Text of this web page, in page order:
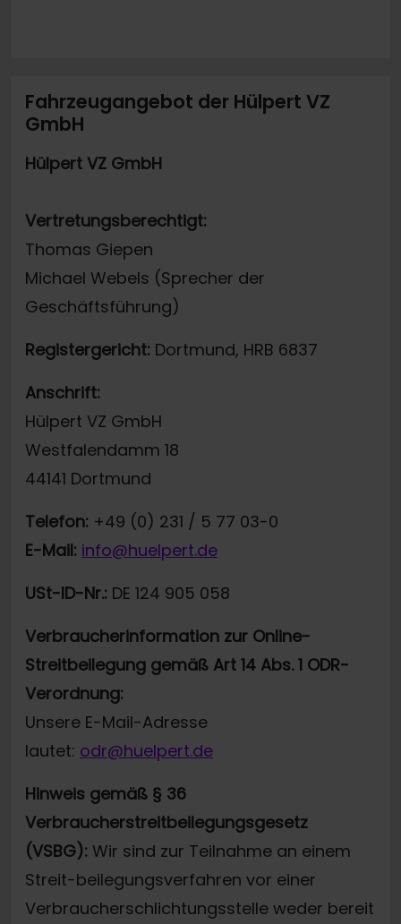
Fahrzeugangebot der Hülpert VZ
GmbH
Hülpert VZ GmbH
Vertretungsberechtigt:
Thomas Giepen
Michael Webels (Sprecher der
Geschäftsführung)
Registergericht: Dortmund, HRB 6837
Anschrift:
Hülpert VZ GmbH
Westfalendamm 18
44141 Dortmund
Telefon: +49 (0) 231 / 5 77 03-0
E-Mail: info@huelpert.de
USt-ID-Nr.: DE 124 905 058
Verbraucherinformation zur Online-
Streitbeilegung gemäß Art 14 Abs. 1 ODR-
Verordnung:
Unsere E-Mail-Adresse
lautet: odr@huelpert.de
Hinweis gemäß § 36
Verbraucherstreitbeilegungsgesetz
(VSBG): Wir sind zur Teilnahme an einem
Streit-beilegungsverfahren vor einer
Verbraucherschlichtungsstelle weder bereit